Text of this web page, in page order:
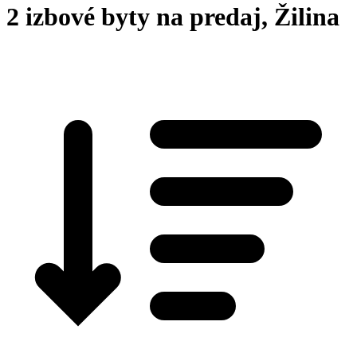
2 izbové byty na predaj, Žilina